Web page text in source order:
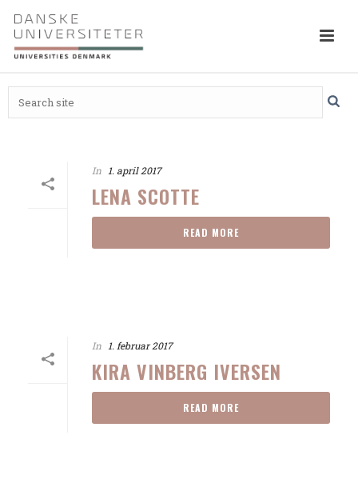
In 1. april 2017
LENA SCOTTE
READ MORE
In 1. februar 2017
KIRA VINBERG IVERSEN
READ MORE